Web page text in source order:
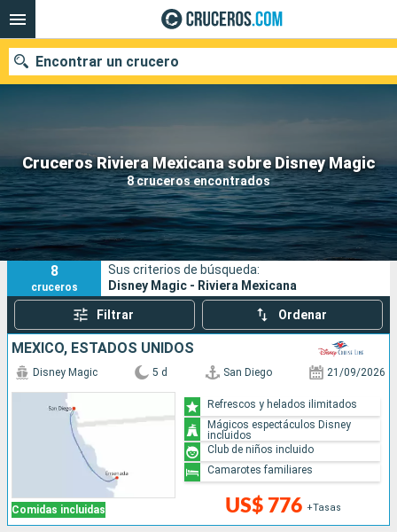
Cruceros Riviera Mexicana sobre Disney Magic
8 cruceros encontrados
Encontrar un crucero
Nuestros destinos
Fecha de salida
Puertos Compañías
Buscar
8
cruceros
Sus criterios de búsqueda:
Disney Magic - Riviera Mexicana
Filtrar Ordenar
MÉXICO, ESTADOS UNIDOS
Comidas incluidas
Disney Magic 5 d San Diego 21/09/2026
US$ 776 +Tasas
Refrescos y helados ilimitados
Mágicos espectáculos Disney
incluidos
Club de niños incluido
Camarotes familiares